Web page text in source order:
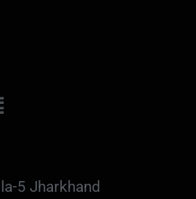
5 Jharkhand